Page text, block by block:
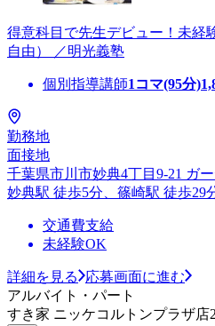
得意科目で先生デビュー！未経
自由） ／明光義塾
個別指導講師1コマ(95分)
勤務地
面接地
千葉県市川市妙典4丁目9-21 ガ
妙典駅 徒歩5分、篠崎駅 徒歩29
交通費支給
未経験OK
詳細を見る
応募画面に進む
アルバイト・パート
すき家 ニッケコルトンプラザ店2